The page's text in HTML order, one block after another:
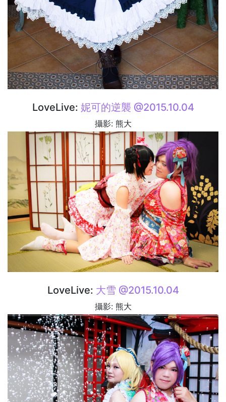
LoveLive: 妮可的逆襲 @2015.10.04
攝影: 熊大
LoveLive: 大雪 @2015.10.04
攝影: 熊大